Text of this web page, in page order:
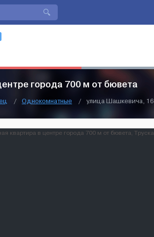
города 700 м от бювета
/ Однокомнатные / улица Шашкевича, 16